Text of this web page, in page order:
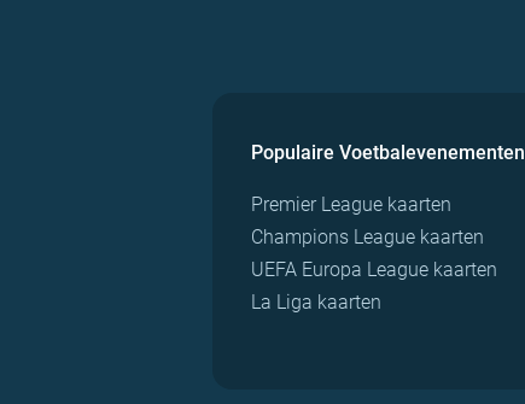
Populaire Voetbalevenementen
Premier League kaarten
Champions League kaarten
UEFA Europa League kaarten
La Liga kaarten